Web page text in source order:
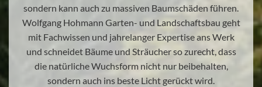
sondern kann auch zu massiven Baumschäden führen.
Wolfgang Hohmann Garten- und Landschaftsbau geht
mit Fachwissen und jahrelanger Expertise ans Werk
und schneidet Bäume und Sträucher so zurecht, dass
die natürliche Wuchsform nicht nur beibehalten,
sondern auch ins beste Licht gerückt wird.